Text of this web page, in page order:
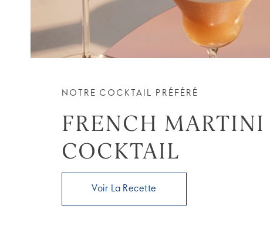
NOTRE COCKTAIL PRÉFÉRÉ
FRENCH MARTINI
COCKTAIL
Voir La Recette